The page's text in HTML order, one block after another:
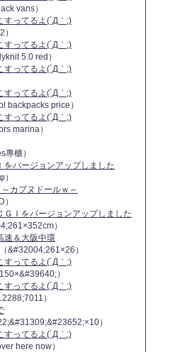
vans）
すってるよ(´Д｀;)
すってるよ(´Д｀;)
5.0 red）
すってるよ(´Д｀;)
すってるよ(´Д｀;)
backpacks price）
すってるよ(´Д｀;)
marina）
專櫃）
をバージョンアップしました
カプヌドールｗ～
）
ＧＩをバージョンアップしました
）
速＆大阪中環
&#32004;261×26）
すってるよ(´Д｀;)
）
すってるよ(´Д｀;)
）
）
すってるよ(´Д｀;)
here now）